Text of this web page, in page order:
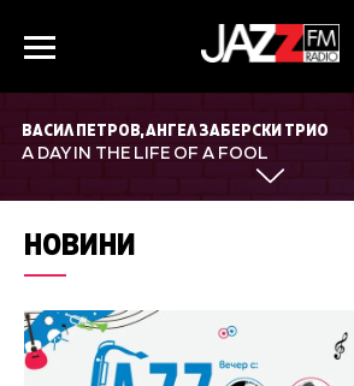
ВАСИЛ ПЕТРОВ, АНГЕЛ ЗАБЕРСКИ ТРИО
A DAY IN THE LIFE OF A FOOL
НОВИНИ